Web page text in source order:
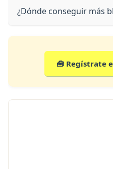
¿Dónde conseguir más
🧰 Regístrate